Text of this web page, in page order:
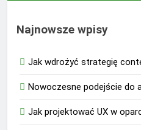
Najnowsze wpisy
Jak wdrożyć strategię
Nowoczesne podejście do
Jak projektować UX w